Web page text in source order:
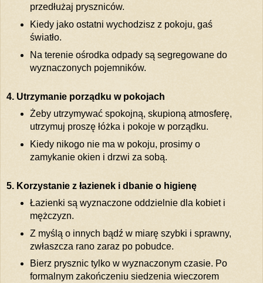
przedłużaj pryszniców.
Kiedy jako ostatni wychodzisz z pokoju, gaś
światło.
Na terenie ośrodka odpady są segregowane do
wyznaczonych pojemników.
4. Utrzymanie porządku w pokojach
Żeby utrzymywać spokojną, skupioną atmosferę,
utrzymuj proszę łóżka i pokoje w porządku.
Kiedy nikogo nie ma w pokoju, prosimy o
zamykanie okien i drzwi za sobą.
5. Korzystanie z łazienek i dbanie o higienę
Łazienki są wyznaczone oddzielnie dla kobiet i
mężczyzn.
Z myślą o innych bądź w miarę szybki i sprawny,
zwłaszcza rano zaraz po pobudce.
Bierz prysznic tylko w wyznaczonym czasie. Po
formalnym zakończeniu siedzenia wieczorem